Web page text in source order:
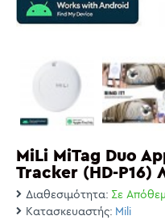
MiLi MiTag Duo
Tracker (HD-P16)
Διαθεσιμότητα: Σε
Κατασκευαστής: Mili